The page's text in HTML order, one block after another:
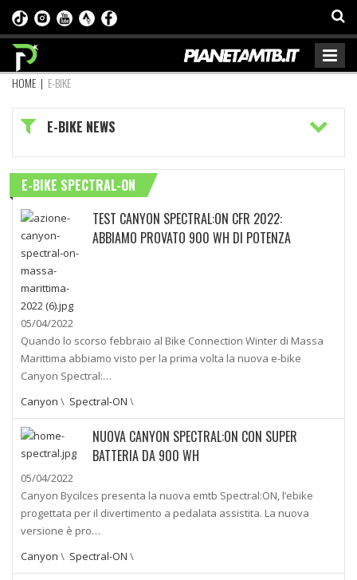
HOME | E-BIKE
E-BIKE NEWS
E-BIKE SPECTRAL-ON
TEST CANYON SPECTRAL:ON CFR 2022:
ABBIAMO PROVATO 900 WH DI POTENZA
05/04/2022
Quando lo scorso febbraio al Bike Connection Winter di Massa
Marittima abbiamo visto per la prima volta la nuova e-bike
Canyon Spectral:…
Canyon \ Spectral-ON \
NUOVA CANYON SPECTRAL:ON CON SUPER
BATTERIA DA 900 WH
05/04/2022
Canyon Bycilces presenta la nuova emtb Spectral:ON, l’ebike
progettata per il divertimento a pedalata assistita. La nuova
versione è pro…
Canyon \ Spectral-ON \